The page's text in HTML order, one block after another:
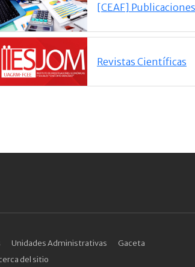
[CEAF]
Revistas Científicas
Unidades Administrativas
Gaceta
del sitio